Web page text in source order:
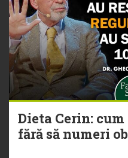
Dieta Cerin: cum
fără să numeri